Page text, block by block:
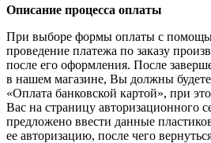
Описание процессa оплаты
При выборе формы оплаты с
проведение платежа по заказу
после его оформления. После
в нашем магазине, Вы должны
«Оплата банковской картой», при
Вас на страницу авторизационного
предложено ввести данные
ее авторизацию, после чего